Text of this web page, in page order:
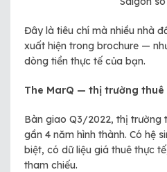
Đây là tiêu chí mà nhiều nhà
xuất hiện trong brochure —
dòng tiền thực tế của bạn.
The MarQ — thị trường
Bàn giao Q3/2022, thị trường
gần 4 năm hình thành. Có hệ
biệt, có dữ liệu giá thuê thực
tham chiếu.